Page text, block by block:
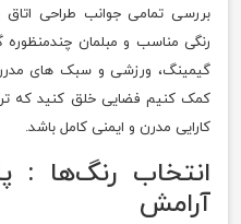
بررسی تمامی جوانب طراحی اتاق
رنگی مناسب و مبلمان چندمنظوره
گیمینگ، ورزشی و سبک های
کمک کنیم فضایی خلق کنید که
کارایی مدرن و ایمنی کامل باشد.
انتخاب رنگ‌ها :
آرامش